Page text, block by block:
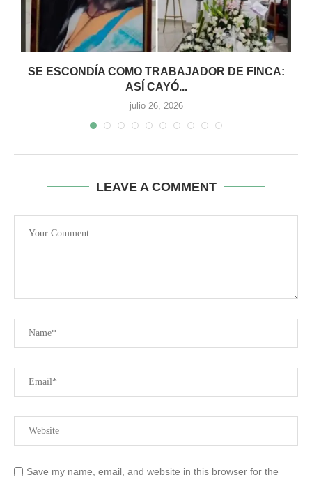
SE ESCONDÍA COMO TRABAJADOR DE FINCA:
ASÍ CAYÓ...
julio 26, 2026
LEAVE A COMMENT
Save my name, email, and website in this browser for the